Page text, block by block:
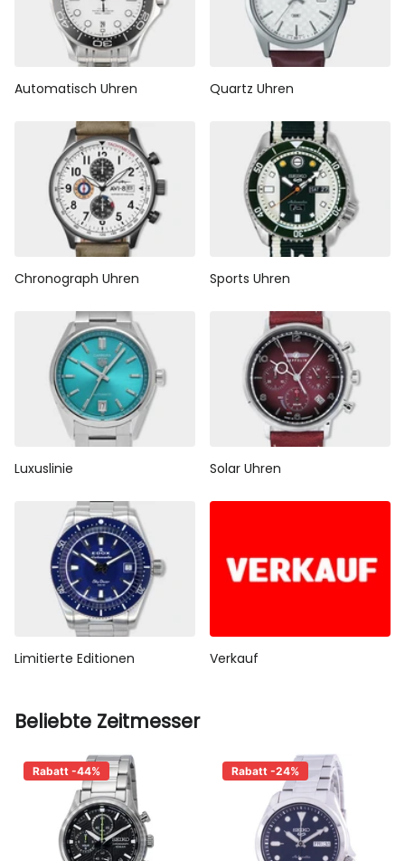
Automatisch Uhren Quartz Uhren
Chronograph Uhren Sports Uhren
Luxuslinie Solar Uhren
Limitierte Editionen Verkauf
Beliebte Zeitmesser
Rabatt -44% Rabatt -24%